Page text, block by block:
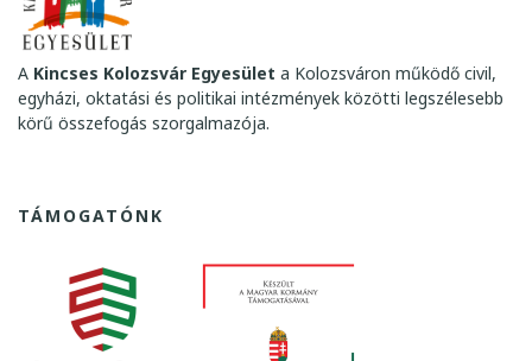
A Kincses Kolozsvár Egyesület a Kolozsváron működő civil,
egyházi, oktatási és politikai intézmények közötti legszélesebb
körű összefogás szorgalmazója.
TÁMOGATÓNK